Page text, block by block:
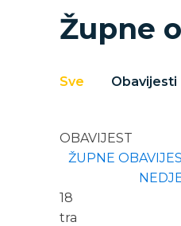
Župne
zupne-
Sve Obavijesti
OBAVIJEST
ŽUPNE
18
tra